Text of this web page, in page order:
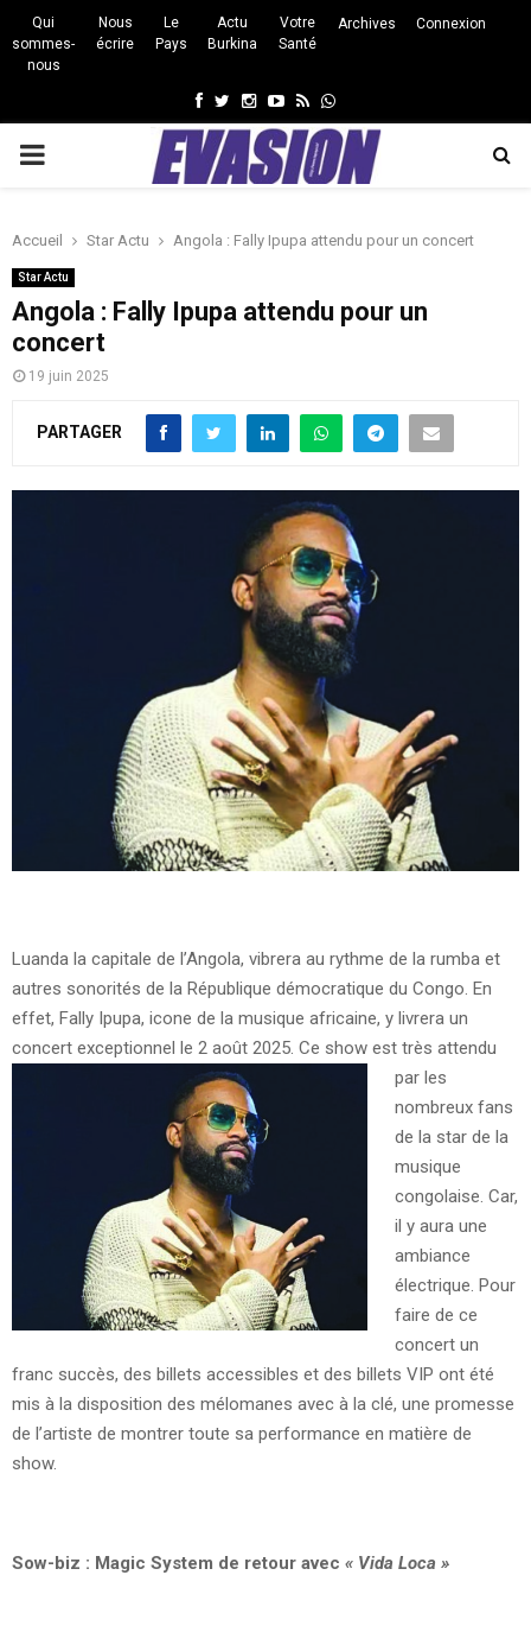
Qui
sommes-
nous
Nous
écrire
Le
Pays
Actu
Burkina
Votre
Santé
Archives Connexion
Facebook
Twitter
Instagram
Youtube
RssWhatsapp
PRIMARY
Accueil Star Actu Angola : Fally Ipupa attendu pour un concert
Star Actu
Angola : Fally Ipupa attendu pour un
concert
19 juin 2025
PARTAGER
Luanda la capitale de l’Angola, vibrera au rythme de la rumba et
autres sonorités de la République démocratique du Congo. En
effet, Fally Ipupa, icone de la musique africaine, y livrera un
concert exceptionnel le 2 août 2025. Ce show est très attendu
par les
nombreux fans
de la star de la
musique
congolaise. Car,
il y aura une
ambiance
électrique. Pour
faire de ce
concert un
franc succès, des billets accessibles et des billets VIP ont été
mis à la disposition des mélomanes avec à la clé, une promesse
de l’artiste de montrer toute sa performance en matière de
show.
Sow-biz : Magic System de retour avec « Vida Loca »